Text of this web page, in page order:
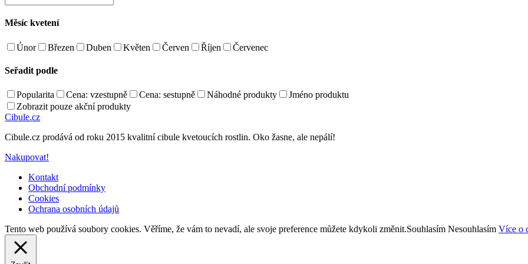
Měsíc kvetení
Únor Březen Duben Květen Červen Říjen Červenec
Seřadit podle
Popularita Cena: vzestupně Cena: sestupně Náhodné produkty
Jméno produktu
Zobrazit pouze akční produkty
Cibule.cz
Cibule.cz prodává od roku 2015 kvalitní cibule kvetoucích rostlin. Oko žasne, ale nepálí!
Nakupovat!
Kontakt
Obchodní podmínky
Cookies
Ochrana osobních údajů
Back
to
top
Tento web používá soubory cookies. Věříme, že vám to nevadí, ale svoje preference můžete kdykoli změnit.Souhlasím Nesouhlasím Více o